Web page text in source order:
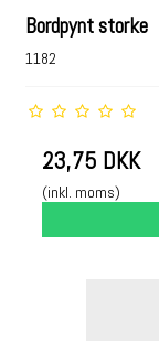
Bordpynt storke
1182
23,75 DKK
(inkl. moms)